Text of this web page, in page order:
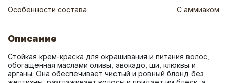
Особенности состава
С аммиаком
Описание
Стойкая крем-краска для окрашивания и питания волос,
обогащенная маслами оливы, авокадо, ши, клюквы и
арганы. Она обеспечивает чистый и ровный блонд без